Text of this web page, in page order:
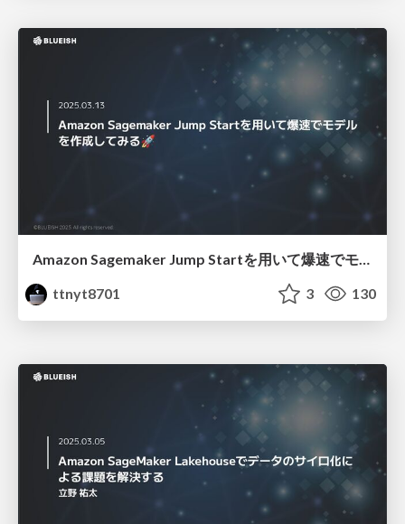
Amazon Sagemaker Jump Startを用いて爆速でモデルを作成してみる
ttnyt8701
3 130